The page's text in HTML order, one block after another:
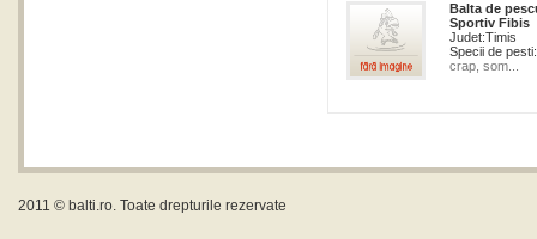
Balta de
Sportiv Fibis
Judet:Timis
Specii de pesti:
crap, som...
2011 © balti.ro. Toate drepturile rezervate